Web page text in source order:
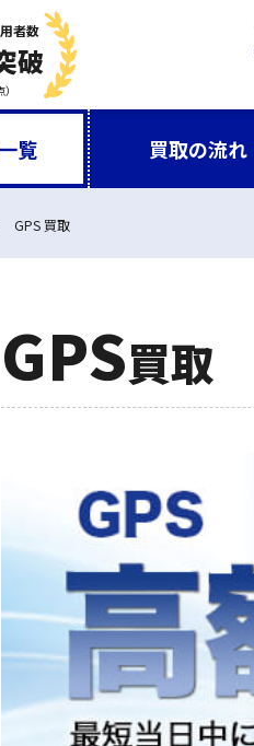
者数
破
覧 買取の流れ
GPS 買取
GPS買取